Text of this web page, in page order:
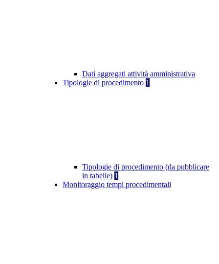
Dati aggregati attività amministrativa
Tipologie di procedimento 1
Tipologie di procedimento (da pubblicare
in tabelle) 1
Monitoraggio tempi procedimentali